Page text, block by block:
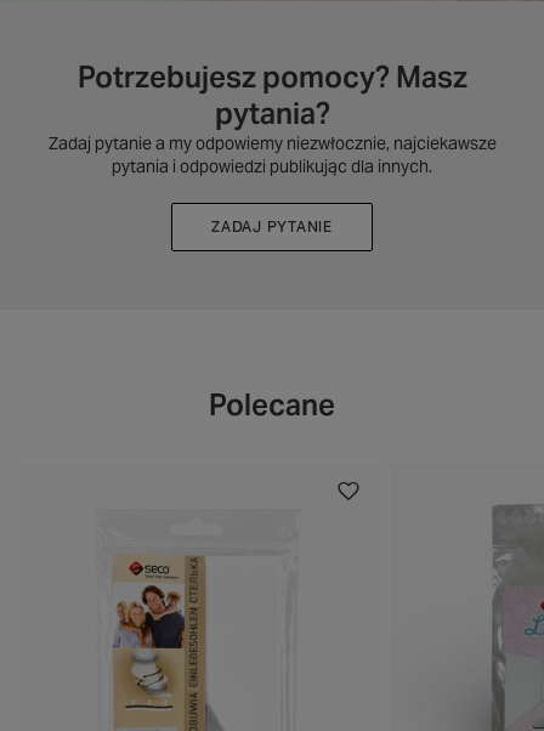
Potrzebujesz pomocy? Masz
pytania?
Zadaj pytanie a my odpowiemy niezwłocznie, najciekawsze
pytania i odpowiedzi publikując dla innych.
ZADAJ PYTANIE
Polecane